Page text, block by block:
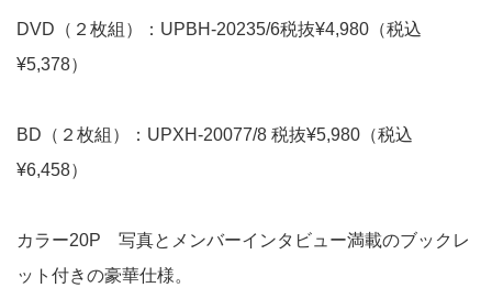
DVD（２枚組）：UPBH-20235/6税抜¥4,980（税込
¥5,378）
BD（２枚組）：UPXH-20077/8 税抜¥5,980（税込
¥6,458）
カラー20P 写真とメンバーインタビュー満載のブックレ
ット付きの豪華仕様。